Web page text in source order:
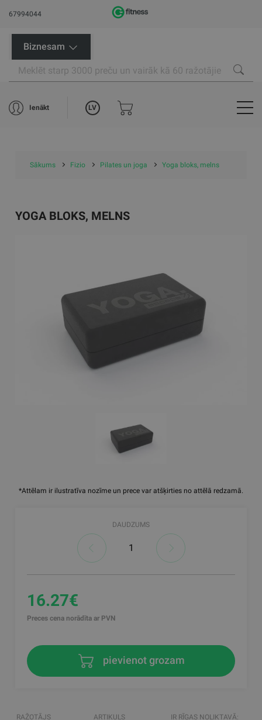
67994044
Biznesam
Ienākt LV
Sākums Fizio Pilates un joga Yoga bloks, melns
*Attēlam ir ilustratīva nozīme un prece var atšķirties no attēlā redzamā.
YOGA BLOKS, MELNS
DAUDZUMS
16.27€
Preces cena norādīta ar PVN
pievienot grozam
RAŽOTĀJS ARTIKULS IR RĪGAS NOLIKTAVĀ: